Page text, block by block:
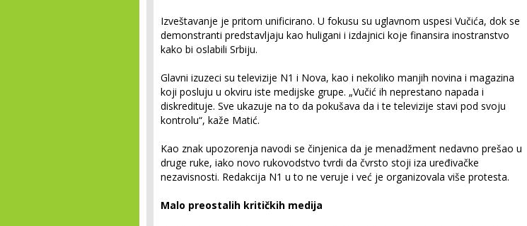
Izveštavanje je pritom unificirano. U fokusu su uglavnom uspesi Vučića, dok se
demonstranti predstavljaju kao huligani i izdajnici koje finansira inostranstvo
kako bi oslabili Srbiju.
Glavni izuzeci su televizije N1 i Nova, kao i nekoliko manjih novina i magazina
koji posluju u okviru iste medijske grupe. „Vučić ih neprestano napada i
diskredituje. Sve ukazuje na to da pokušava da i te televizije stavi pod svoju
kontrolu“, kaže Matić.
Kao znak upozorenja navodi se činjenica da je menadžment nedavno prešao u
druge ruke, iako novo rukovodstvo tvrdi da čvrsto stoji iza uređivačke
nezavisnosti. Redakcija N1 u to ne veruje i već je organizovala više protesta.
Malo preostalih kritičkih medija